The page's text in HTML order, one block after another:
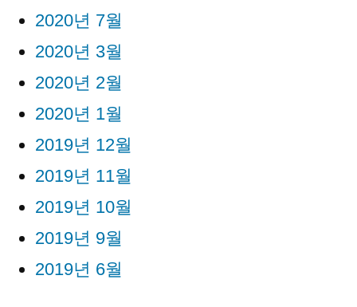
2020년 7월
2020년 3월
2020년 2월
2020년 1월
2019년 12월
2019년 11월
2019년 10월
2019년 9월
2019년 6월